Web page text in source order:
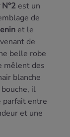
est un
de
et le
de
belle robe
mêlent des
blanche
il
parfait entre
et une